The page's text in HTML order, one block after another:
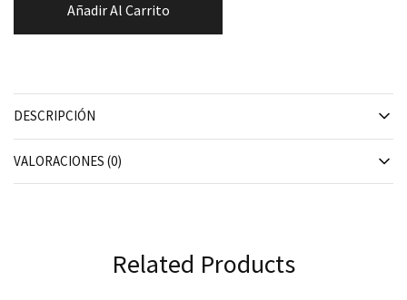
Añadir Al Carrito
DESCRIPCIÓN
VALORACIONES (0)
Related Products